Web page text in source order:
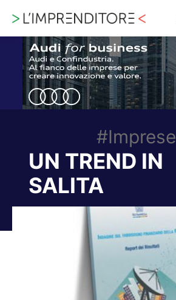
#Imprese
UN TREND IN
SALITA